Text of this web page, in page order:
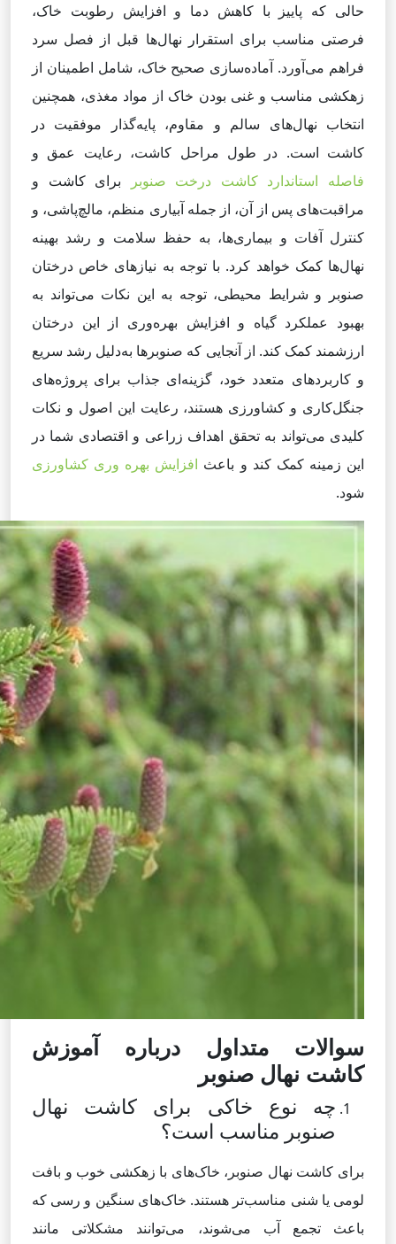
حالی که پاییز با کاهش دما و افزایش رطوبت خاک،
فرصتی مناسب برای استقرار نهال‌ها قبل از فصل سرد
فراهم می‌آورد. آماده‌سازی صحیح خاک، شامل اطمینان از
زهکشی مناسب و غنی بودن خاک از مواد مغذی، همچنین
انتخاب نهال‌های سالم و مقاوم، پایه‌گذار موفقیت در
کاشت است. در طول مراحل کاشت، رعایت عمق و
فاصله استاندارد کاشت درخت صنوبر
برای کاشت و
مراقبت‌های پس از آن، از جمله آبیاری منظم، مالچ‌پاشی، و
کنترل آفات و بیماری‌ها، به حفظ سلامت و رشد بهینه
نهال‌ها کمک خواهد کرد. با توجه به نیازهای خاص درختان
صنوبر و شرایط محیطی، توجه به این نکات می‌تواند به
بهبود عملکرد گیاه و افزایش بهره‌وری از این درختان
ارزشمند کمک کند. از آنجایی که صنوبرها به‌دلیل رشد سریع
و کاربردهای متعدد خود، گزینه‌ای جذاب برای پروژه‌های
جنگل‌کاری و کشاورزی هستند، رعایت این اصول و نکات
کلیدی می‌تواند به تحقق اهداف زراعی و اقتصادی شما در
این زمینه کمک کند و باعث افزایش بهره وری کشاورزی
شود.
سوالات متداول درباره آموزش
کاشت نهال صنوبر
چه نوع خاکی برای کاشت نهال
صنوبر مناسب است؟
برای کاشت نهال صنوبر، خاک‌های با زهکشی خوب و بافت
لومی یا شنی مناسب‌تر هستند. خاک‌های سنگین و رسی که
باعث تجمع آب می‌شوند، می‌توانند مشکلاتی مانند